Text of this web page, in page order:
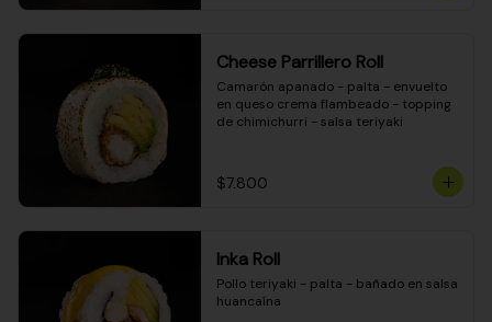
Cheese Parrillero Roll
Camarón apanado - palta - envuelto
en queso crema flambeado - topping
de chimichurri - salsa teriyaki
$7.800
Inka Roll
Pollo teriyaki - palta - bañado en salsa
huancaína